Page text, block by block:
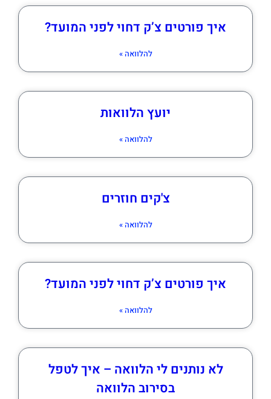
איך פורטים צ’ק דחוי לפני המועד?
להלוואה »
יועץ הלוואות
להלוואה »
צ'קים חוזרים
להלוואה »
איך פורטים צ’ק דחוי לפני המועד?
להלוואה »
לא נותנים לי הלוואה – איך לטפל
בסירוב הלוואה